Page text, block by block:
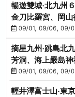
暢遊雙城‧北九州
金刀比羅宮、岡
中出發
09/01, 09/06, 09/
摘星九州‧跳島北
芳洞、海上嚴島
中出發
09/01, 09/06, 09/
輕井澤富士山‧東